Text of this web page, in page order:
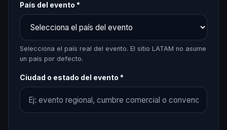
País del evento *
Selecciona el país real del evento. El sitio LATAM no asume
un país por defecto.
Ciudad o estado del evento *